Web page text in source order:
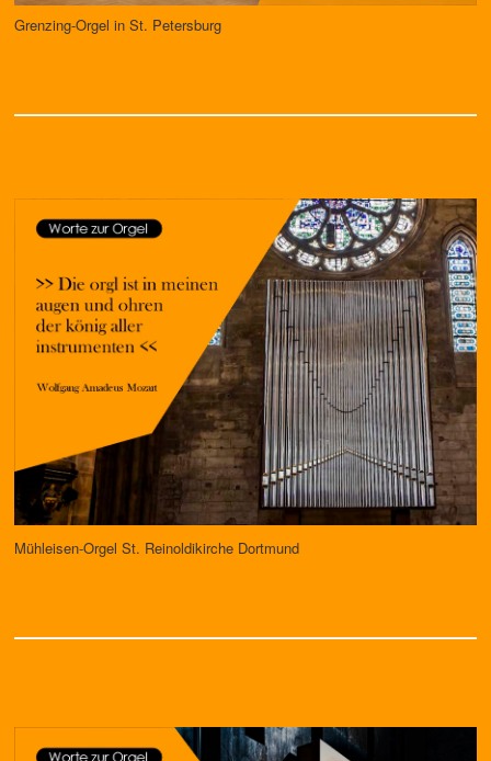
Grenzing-Orgel in St. Petersburg
Mühleisen-Orgel St. Reinoldi­kirche Dortmund